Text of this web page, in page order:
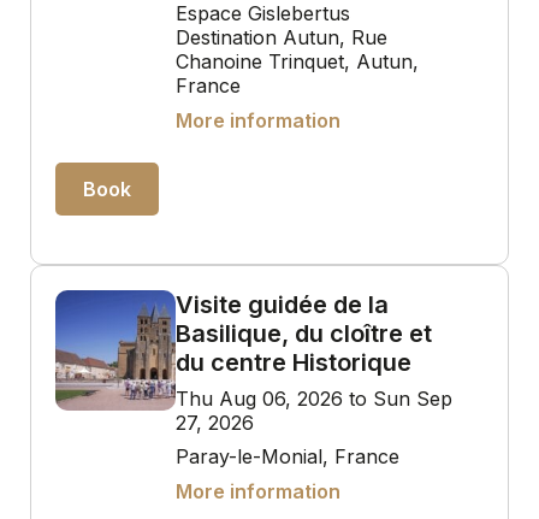
Espace Gislebertus
Destination Autun, Rue
Chanoine Trinquet, Autun,
France
More information
Book
Visite guidée de la
Basilique, du cloître et
du centre Historique
Thu Aug 06, 2026 to Sun Sep
27, 2026
Paray-le-Monial, France
More information